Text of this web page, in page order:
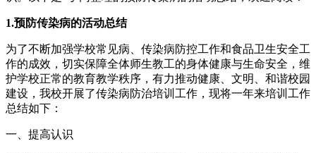
1.预防传染病的活动总结
为了不断加强学校常见病、传染病防控工作和食品卫生安全工
作的成效，切实保障全体师生教工的身体健康与生命安全，维
护学校正常的教育教学秩序，有力推动健康、文明、和谐校园
建设，我校开展了传染病防治培训工作，现将一年来培训工作
总结如下：
一、提高认识